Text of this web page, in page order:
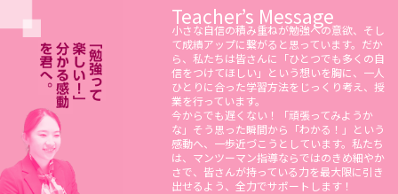
Teacher’s Message
小さな自信の積み重ねが勉強への意欲、そし
て成績アップに繋がると思っています。だか
ら、私たちは皆さんに「ひとつでも多くの自
信をつけてほしい」という想いを胸に、一人
ひとりに合った学習方法をじっくり考え、授
業を行っています。
今からでも遅くない！「頑張ってみようか
な」そう思った瞬間から「わかる！」という
感動へ、一歩近づこうとしています。私たち
は、マンツーマン指導ならではのきめ細やか
さで、皆さんが持っている力を最大限に引き
出せるよう、全力でサポートします！